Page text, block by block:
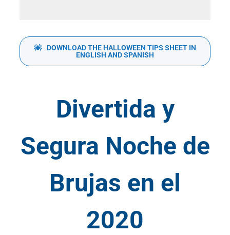
DOWNLOAD THE HALLOWEEN TIPS SHEET IN
ENGLISH AND SPANISH
Divertida y
Segura Noche de
Brujas en el
2020